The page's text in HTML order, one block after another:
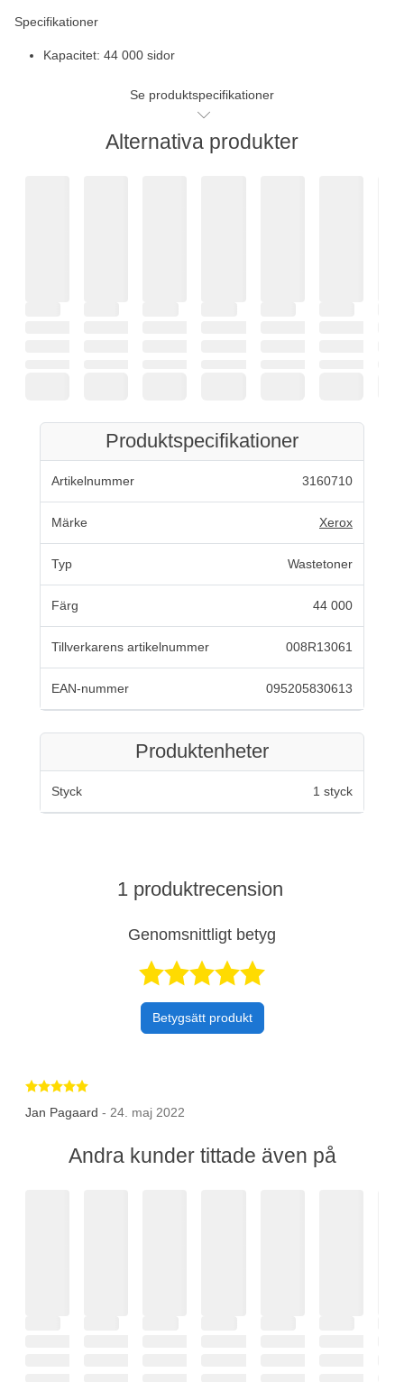
Specifikationer
Kapacitet: 44 000 sidor
Se produktspecifikationer
Alternativa produkter
Produktspecifikationer
Artikelnummer 3160710
Märke Xerox
Typ Wastetoner
Färg 44 000
Tillverkarens artikelnummer 008R13061
EAN-nummer 095205830613
Produktenheter
Styck 1 styck
1 produktrecension
Genomsnittligt betyg
Betygsatt 5 av
Betygsätt produkt
Betygsatt 5 av 5 stjärnor
Jan Pagaard - 24. maj 2022
Andra kunder tittade även på